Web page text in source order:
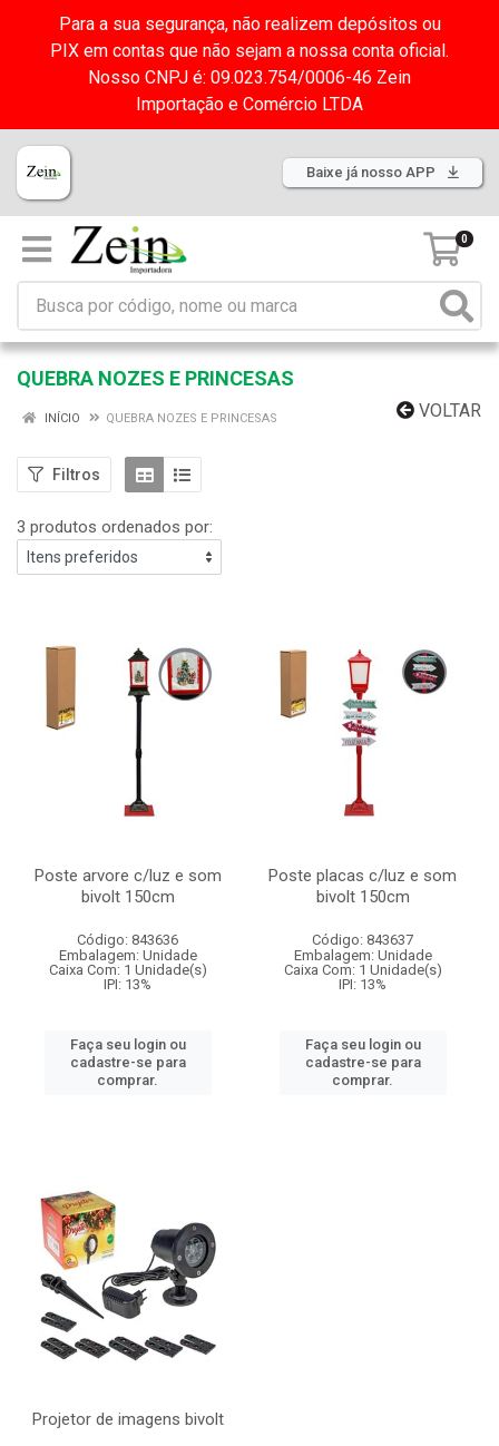
Para a sua segurança, não realizem depósitos ou
PIX em contas que não sejam a nossa conta oficial.
Nosso CNPJ é: 09.023.754/0006-46 Zein
Importação e Comércio LTDA
Baixe já nosso APP
0
QUEBRA NOZES E PRINCESAS
VOLTAR
INÍCIO QUEBRA NOZES E PRINCESAS
Filtros
3 produtos ordenados por:
Poste arvore c/luz e som
bivolt 150cm
Código: 843636
Embalagem: Unidade
Caixa Com: 1 Unidade(s)
IPI: 13%
Faça seu login ou
cadastre-se para
comprar.
Poste placas c/luz e som
bivolt 150cm
Código: 843637
Embalagem: Unidade
Caixa Com: 1 Unidade(s)
IPI: 13%
Faça seu login ou
cadastre-se para
comprar.
Projetor de imagens bivolt